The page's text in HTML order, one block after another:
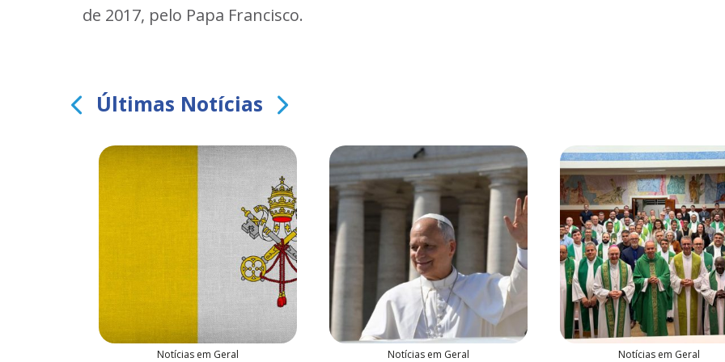
de 2017, pelo Papa Francisco.
Últimas Notícias
Notícias em Geral Notícias em Geral Notícias em Geral